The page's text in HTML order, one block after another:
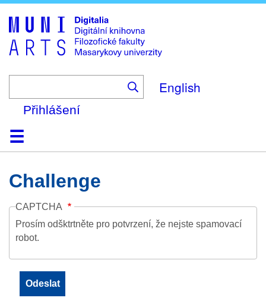
to
main
content
English
Přihlášení
DomůKolekce
Prohlížení
Vyhledávání
O platformě
Nápověda
KontaktDigitalia
Challenge
CAPTCHA
Prosím odšktrtněte pro potvrzení, že nejste spamovací
robot.